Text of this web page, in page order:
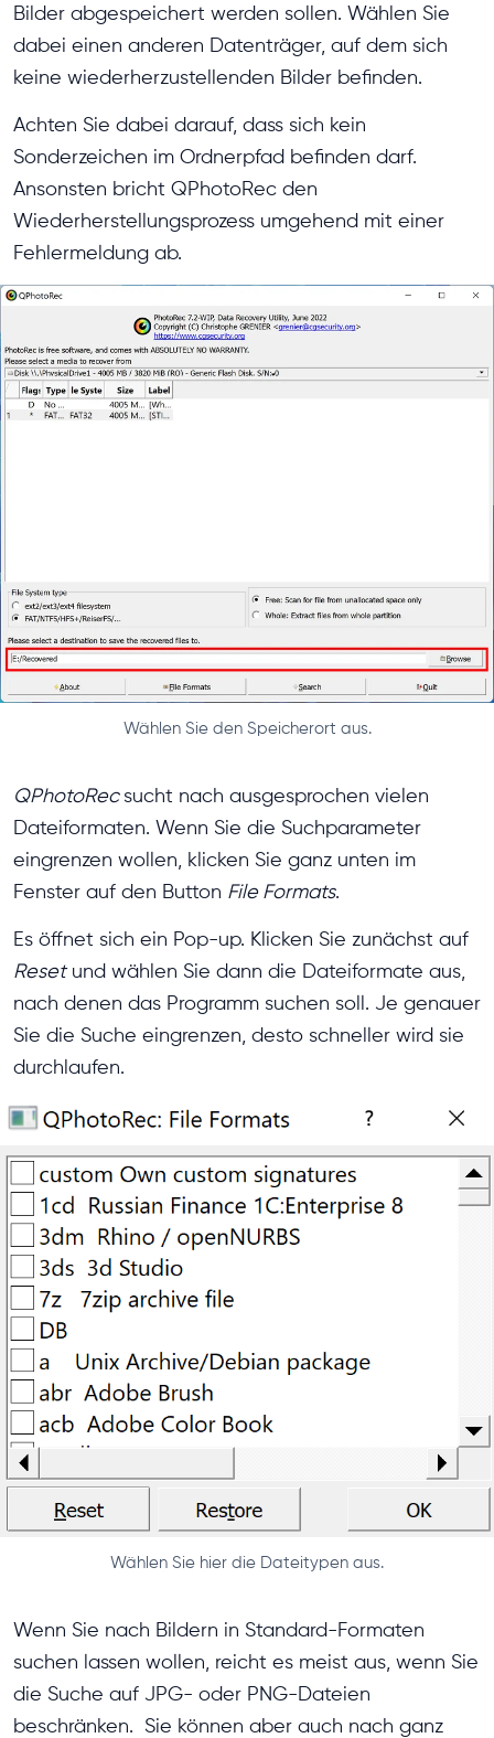
Bilder abgespeichert werden sollen. Wählen Sie
dabei einen anderen Datenträger, auf dem sich
keine wiederherzustellenden Bilder befinden.
Achten Sie dabei darauf, dass sich kein
Sonderzeichen im Ordnerpfad befinden darf.
Ansonsten bricht QPhotoRec den
Wiederherstellungsprozess umgehend mit einer
Fehlermeldung ab.
Wählen Sie den Speicherort aus.
QPhotoRec sucht nach ausgesprochen vielen
Dateiformaten. Wenn Sie die Suchparameter
eingrenzen wollen, klicken Sie ganz unten im
Fenster auf den Button File Formats.
Es öffnet sich ein Pop-up. Klicken Sie zunächst auf
Resetund wählen Sie dann die Dateiformate aus,
nach denen das Programm suchen soll. Je genauer
Sie die Suche eingrenzen, desto schneller wird sie
durchlaufen.
Wählen Sie hier die Dateitypen aus.
Wenn Sie nach Bildern in Standard-Formaten
suchen lassen wollen, reicht es meist aus, wenn Sie
die Suche auf JPG- oder PNG-Dateien
beschränken. Sie können aber auch nach ganz